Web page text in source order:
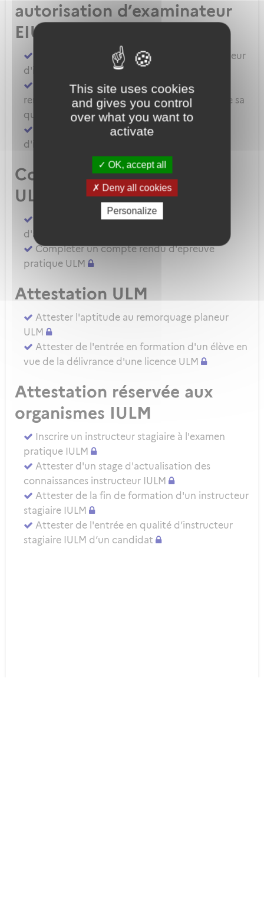
This site uses cookies
and gives you control
over what you want to
activate
OK, accept all
Deny all cookies
Personalize
autorisation d’examinateur
EIULM
Attester des prérequis pour devenir formateur
d'instructeur ULM
Demander la délivrance, la prorogation, le
renouvellement ou l'extension de privilèges de sa
qualification IULM
Demander une autorisation d'examinateur
d'instructeur EIULM
Compte rendu d’épreuve
ULM
Compléter un compte rendu d'épreuve
d'aptitude pratique instructeur IULM.
Compléter un compte rendu d'épreuve
pratique ULM
Attestation ULM
Attester l'aptitude au remorquage planeur
ULM
Attester de l'entrée en formation d'un élève en
vue de la délivrance d'une licence ULM
Attestation réservée aux
organismes IULM
Inscrire un instructeur stagiaire à l'examen
pratique IULM
Attester d'un stage d'actualisation des
connaissances instructeur IULM
Attester de la fin de formation d'un instructeur
stagiaire IULM
Attester de l'entrée en qualité d’instructeur
stagiaire IULM d’un candidat